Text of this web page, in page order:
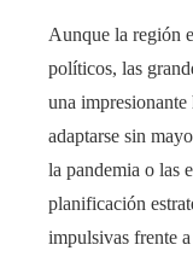
Aunque la región
políticos, las
una
adaptarse sin
la pandemia o las
planificación
impulsivas frente